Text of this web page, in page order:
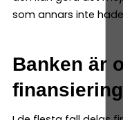
som annars inte
Banken är